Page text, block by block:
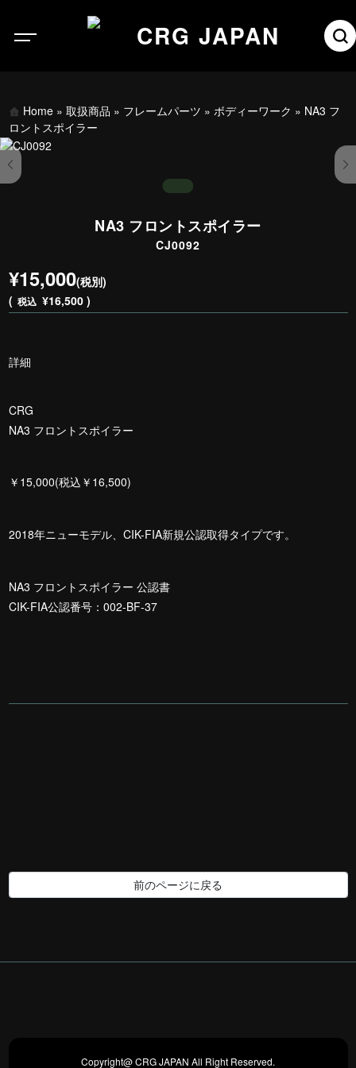
Home » 取扱商品 » フレームパーツ » ボディーワーク » NA3 フ
ロントスポイラー
NA3 フロントスポイラー
CJ0092
¥15,000(税別)
( 税込 ¥16,500 )
詳細
CRG
NA3 フロントスポイラー
￥15,000(税込￥16,500)
2018年ニューモデル、CIK-FIA新規公認取得タイプです。
NA3 フロントスポイラー 公認書
CIK-FIA公認番号：002-BF-37
Copyright@ CRG JAPAN All Right Reserved.